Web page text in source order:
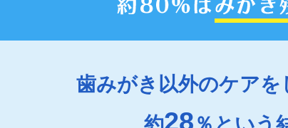
歯みがき以外のケアを
28